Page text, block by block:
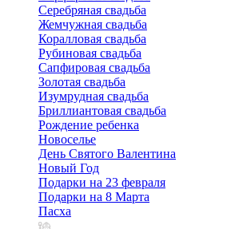
Серебряная свадьба
Жемчужная свадьба
Коралловая свадьба
Рубиновая свадьба
Сапфировая свадьба
Золотая свадьба
Изумрудная свадьба
Бриллиантовая свадьба
Рождение ребенка
Новоселье
День Святого Валентина
Новый Год
Подарки на 23 февраля
Подарки на 8 Марта
Пасха